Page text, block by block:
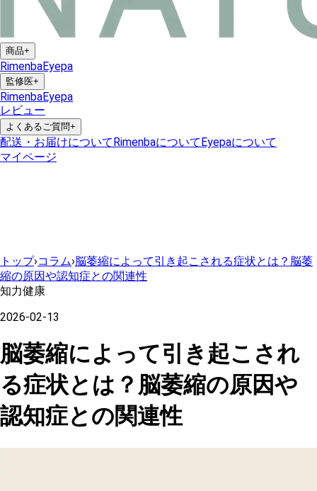
商品+
RimenbaEyepa
監修医+
RimenbaEyepa
レビュー
よくあるご質問+
配送・お届けについてRimenbaについてEyepaについて
マイページ
トップ›コラム›脳萎縮によって引き起こされる症状とは？脳萎
縮の原因や認知症との関連性
知力健康
2026-02-13
脳萎縮によって引き起こされ
る症状とは？脳萎縮の原因や
認知症との関連性